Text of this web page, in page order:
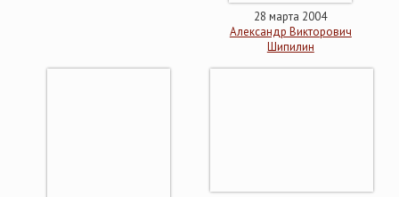
28 марта 2004
Александр Викторович
Шипилин